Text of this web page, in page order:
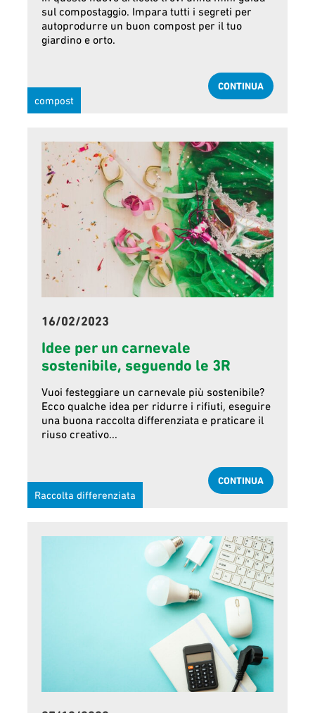
sul compostaggio. Impara tutti i segreti per
autoprodurre un buon compost per il tuo
giardino e orto.
compost
CONTINUA
16/02/2023
Idee per un carnevale
sostenibile, seguendo le 3R
Vuoi festeggiare un carnevale più sostenibile?
Ecco qualche idea per ridurre i rifiuti, eseguire
una buona raccolta differenziata e praticare il
riuso creativo...
Raccolta differenziata
CONTINUA